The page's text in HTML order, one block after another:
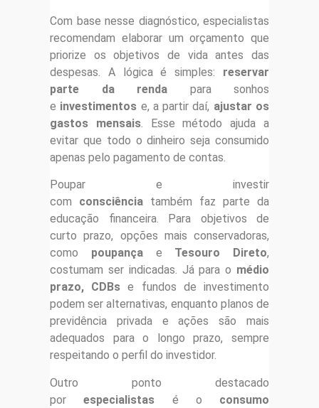
Com base nesse diagnóstico, especialistas
recomendam elaborar um orçamento que
priorize os objetivos de vida antes das
despesas. A lógica é simples: reservar
parte da renda para sonhos
e investimentos e, a partir daí, ajustar os
gastos mensais. Esse método ajuda a
evitar que todo o dinheiro seja consumido
apenas pelo pagamento de contas.
Poupar e investir
com consciência também faz parte da
educação financeira. Para objetivos de
curto prazo, opções mais conservadoras,
como poupança e Tesouro Direto,
costumam ser indicadas. Já para o médio
prazo, CDBs e fundos de investimento
podem ser alternativas, enquanto planos de
previdência privada e ações são mais
adequados para o longo prazo, sempre
respeitando o perfil do investidor.
Outro ponto destacado
porespecialistas é o consumo